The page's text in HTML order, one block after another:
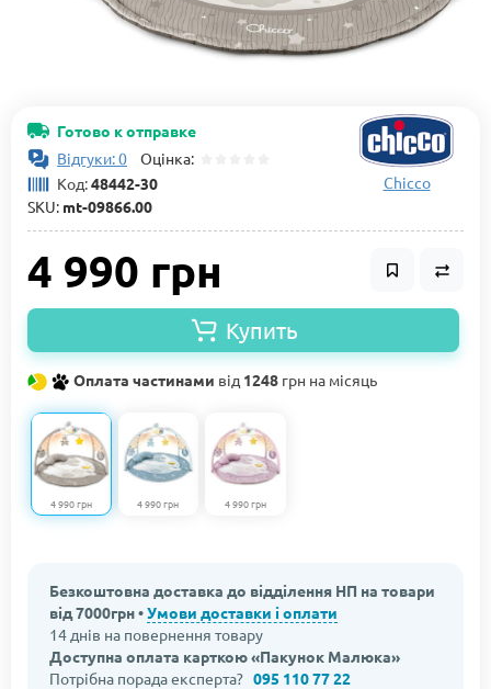
Готово к отправке
Відгуки: 0 Оцінка:
Код:48442-30
SKU: mt-09866.00
Chicco
4 990 грн
Купить
Оплата частинами від 1248 грн на місяць
4 990 грн 4 990 грн 4 990 грн
Безкоштовна доставка до відділення НП на товари
від 7000грн •Умови доставки і оплати
14 днів на повернення товару
Доступна оплата карткою «Пакунок Малюка»
Потрібна порада експерта? 095 110 77 22